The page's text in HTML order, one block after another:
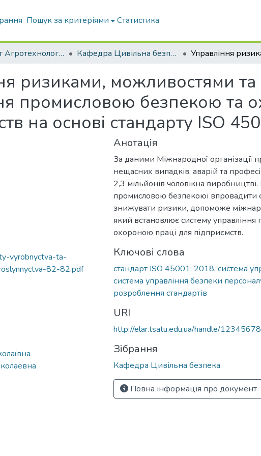
Пошук за критеріями Статистика
Факультет Агротехнологій та екології Кафедра Цивільна безпека
ризиками, можливостями та
промисловою безпекою та
на основі стандарту ISO
vyrobnyctva-ta-
82-82.pdf
Анотація
За даними Міжнародної організації
нещасних випадків, аварій та
2,3 мільйонів чоловікна
промисловою безпекоюі впровадити
знижувати ризики, допоможе
який встановлює систему
охороною праці для підприємств.
Ключові слова
стандарт ISO 45001: 2018, система
система управління безпеки
розроблення стандартів
URI
http://elar.tsatu.edu.ua/handle/
Зібрання
Кафедра Цивільна безпека
Повна інформація про документ